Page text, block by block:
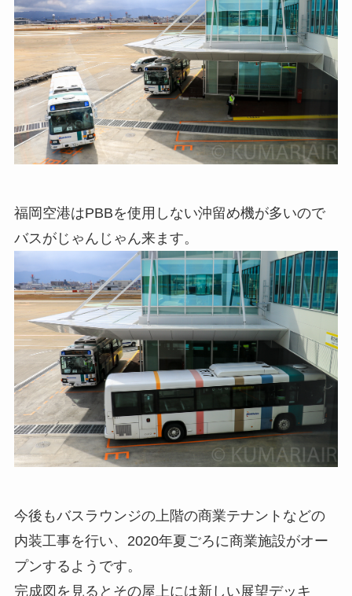
福岡空港はPBBを使用しない沖留め機が多いので
バスがじゃんじゃん来ます。
今後もバスラウンジの上階の商業テナントなどの
内装工事を行い、2020年夏ごろに商業施設がオー
プンするようです。
完成図を見るとその屋上には新しい展望デッキ